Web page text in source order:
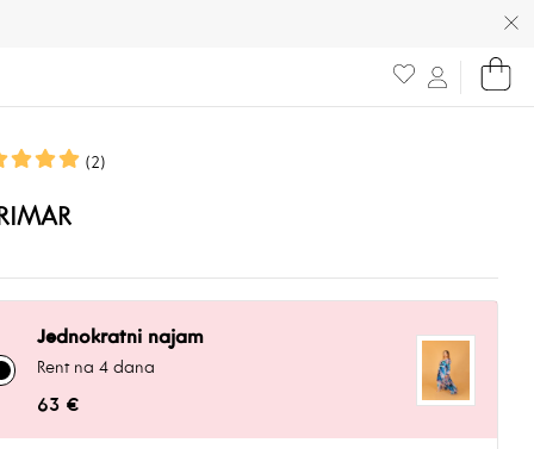
(2)
Jednokratni najam
Rent na 4 dana
63 €